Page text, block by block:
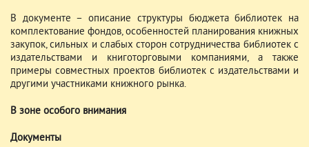
В документе – описание структуры бюджета библиотек на
комплектование фондов, особенностей планирования книжных
закупок, сильных и слабых сторон сотрудничества библиотек с
издательствами и книготорговыми компаниями, а также
примеры совместных проектов библиотек с издательствами и
другими участниками книжного рынка.
В зоне особого внимания
Документы